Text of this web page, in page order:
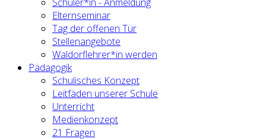
Elternseminar
Tag der offenen Tür
Stellenangebote
Waldorflehrer*in werden
Pädagogik
Schulisches Konzept
Leitfäden unserer Schule
Unterricht
Medienkonzept
21 Fragen